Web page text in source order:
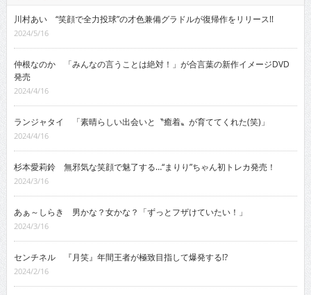
川村あい “笑顔で全力投球”の才色兼備グラドルが復帰作をリリース!!
2024/5/16
仲根なのか 「みんなの言うことは絶対！」が合言葉の新作イメージDVD
発売
2024/4/16
ランジャタイ 「素晴らしい出会いと〝癒着〟が育ててくれた(笑)」
2024/4/16
杉本愛莉鈴 無邪気な笑顔で魅了する…“まりり”ちゃん初トレカ発売！
2024/3/16
あぁ～しらき 男かな？女かな？「ずっとフザけていたい！」
2024/3/16
センチネル 『月笑』年間王者が極致目指して爆発する!?
2024/2/16